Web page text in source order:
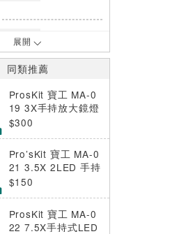
才店
店
店
網路訂購
路訂購(0)、少量庫存
足(3以上)。
店內實際數量為準，可使
撥打門市電話洽詢。
展開
同類推薦
ProsKit 寶工 MA-0
19 3X手持放大鏡燈
$300
Pro’sKit 寶工 MA-0
21 3.5X 2LED 手持
放大鏡燈
$150
ProsKit 寶工 MA-0
22 7.5X手持式LED